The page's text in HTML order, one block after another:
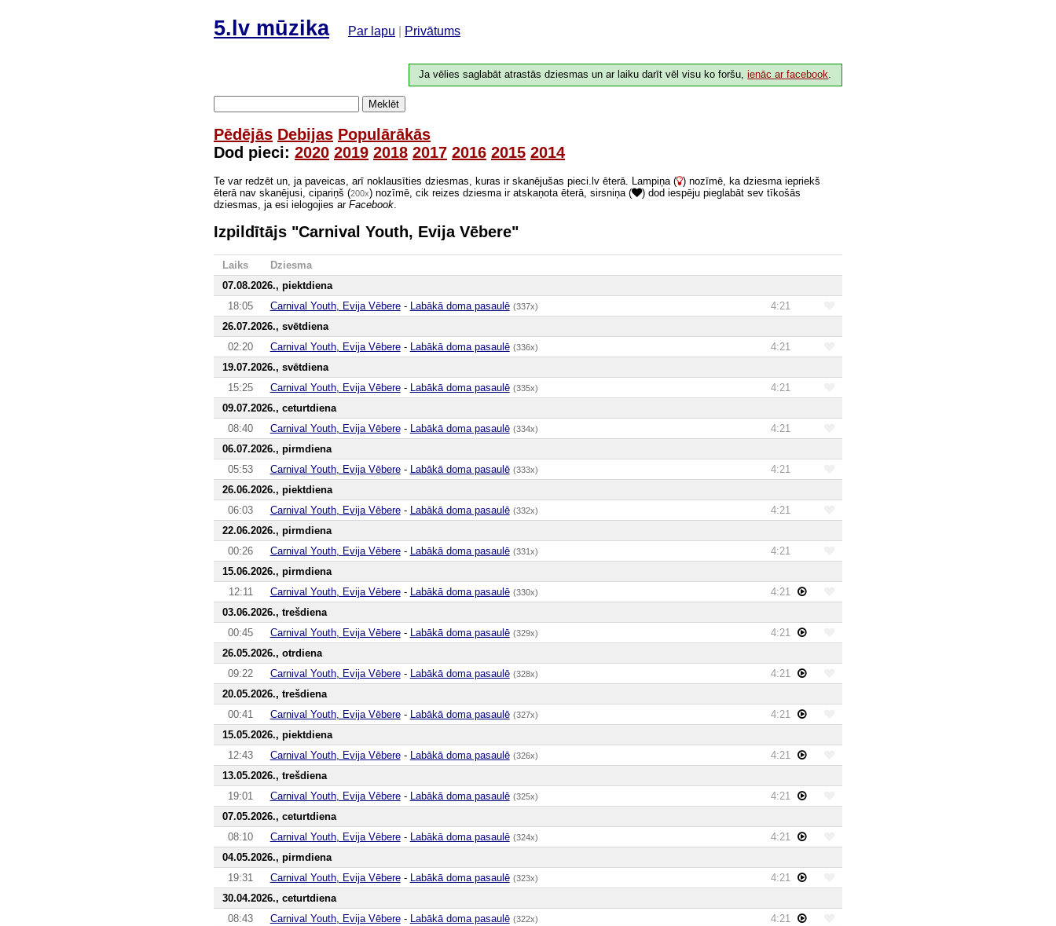
5.lv mūzika Par lapu Privātums
Ja vēlies saglabāt atrastās dziesmas un ar laiku darīt vēl visu ko foršu,ienāc ar facebook.
Meklēt
Pēdējās Debijas Populārākās
Dod pieci: 2020 2019 2018 2017 2016 2015 2014
Te var redzēt un, ja paveicas, arī noklausīties dziesmas, kuras ir skanējušas pieci.lv ēterā. Lampiņa ( ) nozīmē, ka dziesma iepriekš
ēterā nav skanējusi, cipariņš (200x) nozīmē, cik reizes dziesma ir atskaņota ēterā, sirsniņa (
) dod iespēju pieglabāt sev tīkošās
dziesmas, ja esi ielogojies ar Facebook
Izpildītājs "Carnival Youth, Evija Vēbere"
Laiks
Dziesma
07.08.2026., piektdiena
18:05
Carnival Youth, Evija Vēbere- Labākā doma pasaulē (337x)
4:21
26.07.2026., svētdiena
02:20
Carnival Youth, Evija Vēbere- Labākā doma pasaulē (336x)
4:21
19.07.2026., svētdiena
15:25
Carnival Youth, Evija Vēbere- Labākā doma pasaulē (335x)
4:21
09.07.2026., ceturtdiena
08:40
Carnival Youth, Evija Vēbere- Labākā doma pasaulē (334x)
4:21
06.07.2026., pirmdiena
05:53
Carnival Youth, Evija Vēbere- Labākā doma pasaulē (333x)
4:21
26.06.2026., piektdiena
06:03
Carnival Youth, Evija Vēbere- Labākā doma pasaulē (332x)
4:21
22.06.2026., pirmdiena
00:26
Carnival Youth, Evija Vēbere- Labākā doma pasaulē (331x)
4:21
15.06.2026., pirmdiena
12:11
Carnival Youth, Evija Vēbere- Labākā doma pasaulē (330x)
4:21
03.06.2026., trešdiena
00:45
Carnival Youth, Evija Vēbere- Labākā doma pasaulē (329x)
4:21
26.05.2026., otrdiena
09:22
Carnival Youth, Evija Vēbere- Labākā doma pasaulē (328x)
4:21
20.05.2026., trešdiena
00:41
Carnival Youth, Evija Vēbere- Labākā doma pasaulē (327x)
4:21
15.05.2026., piektdiena
12:43
Carnival Youth, Evija Vēbere- Labākā doma pasaulē (326x)
4:21
13.05.2026., trešdiena
19:01
Carnival Youth, Evija Vēbere- Labākā doma pasaulē (325x)
4:21
07.05.2026., ceturtdiena
08:10
Carnival Youth, Evija Vēbere- Labākā doma pasaulē (324x)
4:21
04.05.2026., pirmdiena
19:31
Carnival Youth, Evija Vēbere- Labākā doma pasaulē (323x)
4:21
30.04.2026., ceturtdiena
08:43
Carnival Youth, Evija Vēbere- Labākā doma pasaulē (322x)
4:21